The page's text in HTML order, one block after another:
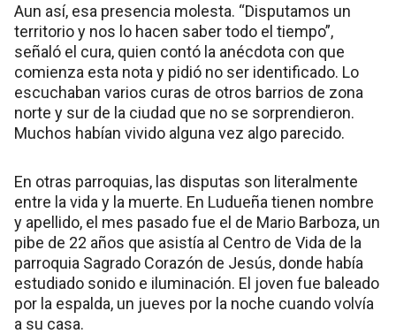
Aun así, esa presencia molesta. “Disputamos un
territorio y nos lo hacen saber todo el tiempo”,
señaló el cura, quien contó la anécdota con que
comienza esta nota y pidió no ser identificado. Lo
escuchaban varios curas de otros barrios de zona
norte y sur de la ciudad que no se sorprendieron.
Muchos habían vivido alguna vez algo parecido.
En otras parroquias, las disputas son literalmente
entre la vida y la muerte. En Ludueña tienen nombre
y apellido, el mes pasado fue el de Mario Barboza, un
pibe de 22 años que asistía al Centro de Vida de la
parroquia Sagrado Corazón de Jesús, donde había
estudiado sonido e iluminación. El joven fue baleado
por la espalda, un jueves por la noche cuando volvía
a su casa.